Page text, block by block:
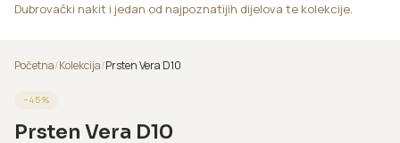
Dubrovački nakit i jedan od najpoznatijih dijelova te kolekcije.
Početna/Kolekcija/Prsten Vera D10
−45%
Prsten Vera D10